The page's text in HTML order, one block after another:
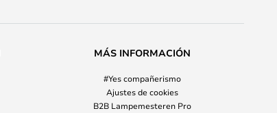
MÁS INFORMACIÓN
#Yes compañerismo
Ajustes de cookies
B2B Lampemesteren Pro